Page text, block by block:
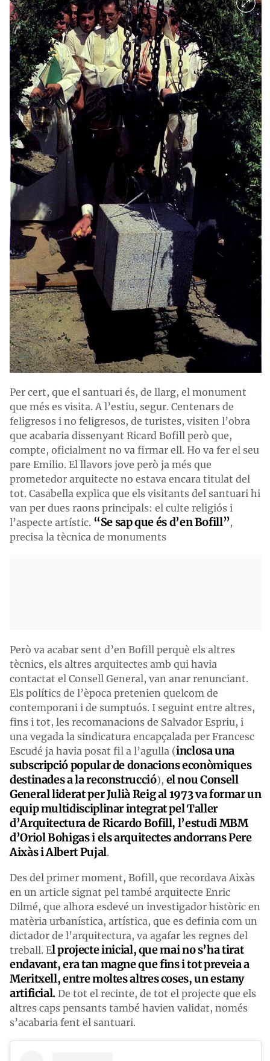
Per cert, que el santuari és, de llarg, el monument
que més es visita. A l’estiu, segur. Centenars de
feligresos i no feligresos, de turistes, visiten l’obra
que acabaria dissenyant Ricard Bofill però que,
compte, oficialment no va firmar ell. Ho va fer el seu
pare Emilio. El llavors jove però ja més que
prometedor arquitecte no estava encara titulat del
tot. Casabella explica que els visitants del santuari hi
van per dues raons principals: el culte religiós i
l’aspecte artístic. “Se sap que és d’en Bofill”,
precisa la tècnica de monuments
Però va acabar sent d’en Bofill perquè els altres
tècnics, els altres arquitectes amb qui havia
contactat el Consell General, van anar renunciant.
Els polítics de l’època pretenien quelcom de
contemporani i de sumptuós. I seguint entre altres,
fins i tot, les recomanacions de Salvador Espriu, i
una vegada la sindicatura encapçalada per Francesc
Escudé ja havia posat fil a l’agulla (inclosa una
subscripció popular de donacions econòmiques
destinades a la reconstrucció), el nou Consell
General liderat per Julià Reig al 1973 va formar un
equip multidisciplinar integrat pel Taller
d’Arquitectura de Ricardo Bofill, l’estudi MBM
d’Oriol Bohigas i els arquitectes andorrans Pere
Aixàs i Albert Pujal.
Des del primer moment, Bofill, que recordava Aixàs
en un article signat pel també arquitecte Enric
Dilmé, que alhora esdevé un investigador històric en
matèria urbanística, artística, que es definia com un
dictador de l’arquitectura, va agafar les regnes del
treball. El projecte inicial, que mai no s’ha tirat
endavant, era tan magne que fins i tot preveia a
Meritxell, entre moltes altres coses, un estany
artificial. De tot el recinte, de tot el projecte que els
altres caps pensants també havien validat, només
s’acabaria fent el santuari.